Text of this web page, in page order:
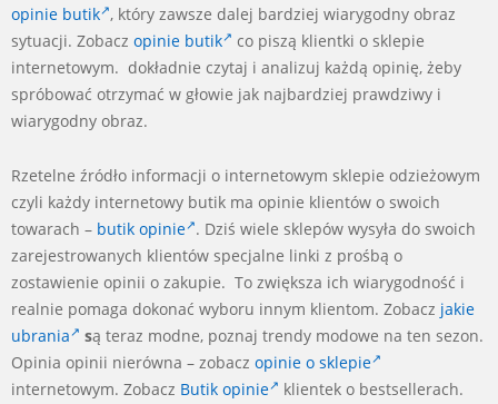
opinie butik , który zawsze dalej bardziej wiarygodny obraz
sytuacji. Zobacz opinie butik
co piszą klientki o sklepie
internetowym. dokładnie czytaj i analizuj każdą opinię, żeby
spróbować otrzymać w głowie jak najbardziej prawdziwy i
wiarygodny obraz.
Rzetelne źródło informacji o internetowym sklepie odzieżowym
czyli każdy internetowy butik ma opinie klientów o swoich
towarach – butik opinie . Dziś wiele sklepów wysyła do swoich
zarejestrowanych klientów specjalne linki z prośbą o
zostawienie opinii o zakupie. To zwiększa ich wiarygodność i
realnie pomaga dokonać wyboru innym klientom. Zobacz jakie
ubrania
są teraz modne, poznaj trendy modowe na ten sezon.
Opinia opinii nierówna – zobacz opinie o sklepie
internetowym. Zobacz Butik opinie klientek o bestsellerach.